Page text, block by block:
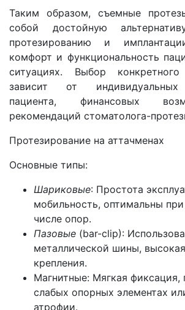
Таким образом, съемные
собой достойную
протезированию и
комфорт и функциональность
ситуациях. Выбор
зависит от индивидуальных
пациента, финансовых
рекомендаций стоматолога-
Протезирование на аттачменах
Основные типы:
Шариковые: Простота
мобильность, оптимальны
числе опор.
Пазовые (bar-clip):
металлической шины,
крепления.
Магнитные: Мягкая фиксация,
слабых опорных элементах
атрофии.